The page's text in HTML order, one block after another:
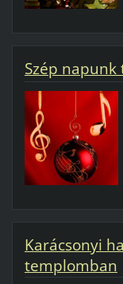
Szép napunk
Karácsonyi
templomban